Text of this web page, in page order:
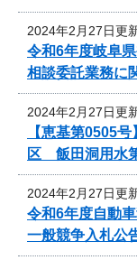
2024年2月27日更
令和6年度岐阜
相談委託業務に
2024年2月27日更
【恵基第0505
区 飯田洞用水
2024年2月27日更
令和6年度自動
一般競争入札公